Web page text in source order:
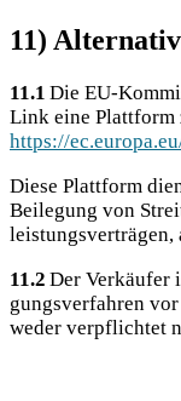
11)
11.1 Die EU-
Link eine Platt­form
https://
Die­se Platt­form
Bei­le­gung von
leis­tungs­ver­trä­gen,
11.2 Der Ver­käu­fer
gungs­ver­fah­ren
weder ver­pflich­tet